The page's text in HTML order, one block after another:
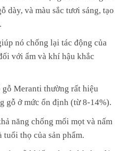
dày, và màu sắc tươi sáng, tạo
nó chống lại tác động của
với ẩm và khí hậu khắc
Meranti thường rất hiệu
gỗ ở mức ổn định (từ 8-14%).
năng chống mối mọt và nấm
thọ của sản phẩm.